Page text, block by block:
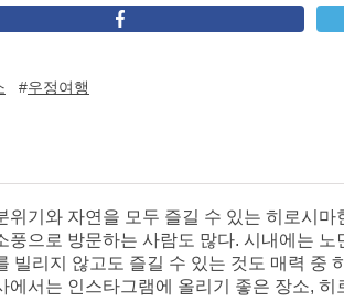
우정여행
위기와 자연을 모두 즐길 수 있는 히로시
풍으로 방문하는 사람도 많다. 시내에는
빌리지 않고도 즐길 수 있는 것도 매력 중
에서는 인스타그램에 올리기 좋은 장소,